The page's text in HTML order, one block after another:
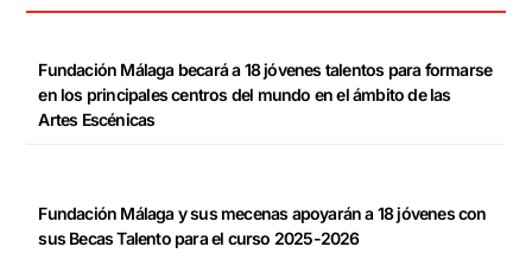
Fundación Málaga becará a 18 jóvenes talentos para formarse
en los principales centros del mundo en el ámbito de las
Artes Escénicas
Fundación Málaga y sus mecenas apoyarán a 18 jóvenes con
sus Becas Talento para el curso 2025-2026